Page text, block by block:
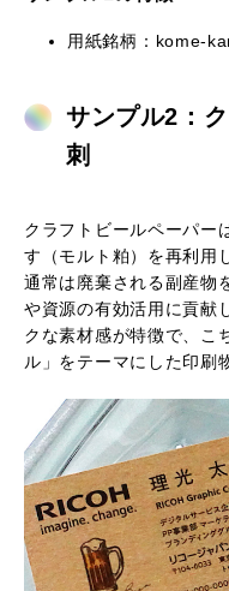
用紙銘柄：kome-
サンプル2：
刺
クラフトビールペーパー
す（モルト粕）を再利用
通常は廃棄される副産物
や資源の有効活用に貢献
クな素材感が特徴で、こ
ル」をテーマにした印刷